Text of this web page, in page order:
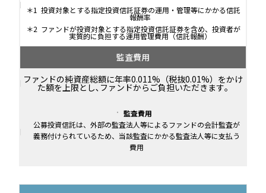
投資対象とする指定投資信託証券の運用・管理等にかかる信託
報酬率
ファンドが投資対象とする指定投資信託証券を含め、投資者が
実質的に負担する運用管理費用（信託報酬）
監査費用
ファンドの純資産総額に年率0.011%（税抜0.01%）をかけ
た額を上限とし､ファンドからご負担いただきます｡
監査費用
公募投資信託は、外部の監査法人等によるファンドの会計監査が
義務付けられているため、当該監査にかかる監査法人等に支払う
費用